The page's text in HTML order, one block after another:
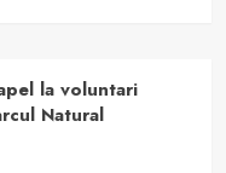
la voluntari
Natural